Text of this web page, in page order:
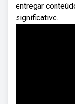
entregar
significativo.